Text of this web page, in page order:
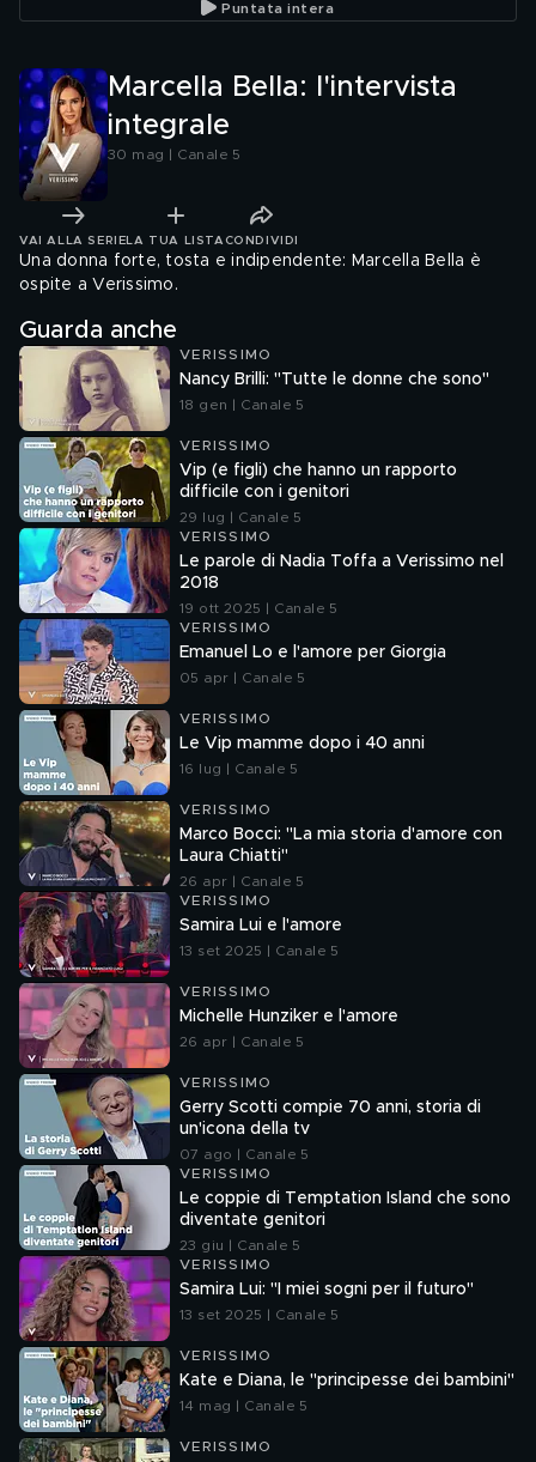
piccola Allegra"
Puntata intera
Marcella Bella: l'intervista
integrale
30 mag | Canale 5
VAI ALLA SERIE LA TUA LISTA CONDIVIDI
Una donna forte, tosta e indipendente: Marcella Bella è
ospite a Verissimo.
Guarda anche
VERISSIMO
Nancy Brilli: "Tutte le donne che sono"
18 gen | Canale 5
VERISSIMO
Vip (e figli) che hanno un rapporto
difficile con i genitori
29 lug | Canale 5
VERISSIMO
Le parole di Nadia Toffa a Verissimo nel
2018
19 ott 2025 | Canale 5
VERISSIMO
Emanuel Lo e l'amore per Giorgia
05 apr | Canale 5
VERISSIMO
Le Vip mamme dopo i 40 anni
16 lug | Canale 5
VERISSIMO
Marco Bocci: "La mia storia d'amore con
Laura Chiatti"
26 apr | Canale 5
VERISSIMO
Samira Lui e l'amore
13 set 2025 | Canale 5
VERISSIMO
Michelle Hunziker e l'amore
26 apr | Canale 5
VERISSIMO
Gerry Scotti compie 70 anni, storia di
un'icona della tv
07 ago | Canale 5
VERISSIMO
Le coppie di Temptation Island che sono
diventate genitori
23 giu | Canale 5
VERISSIMO
Samira Lui: "I miei sogni per il futuro"
13 set 2025 | Canale 5
VERISSIMO
Kate e Diana, le "principesse dei bambini"
14 mag | Canale 5
VERISSIMO